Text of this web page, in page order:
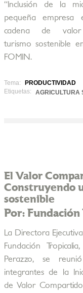
“Inclusión de la
pequeña empresa
cadena de
turismo sostenible
FOMIN.
Tema:
PRODUCTIVIDAD
Etiquetas:
AGRICULTURA
El Valor
Construyendo
sostenible
Por:
La Directora
Fundación
Perazzo, se
integrantes de la
de Valor